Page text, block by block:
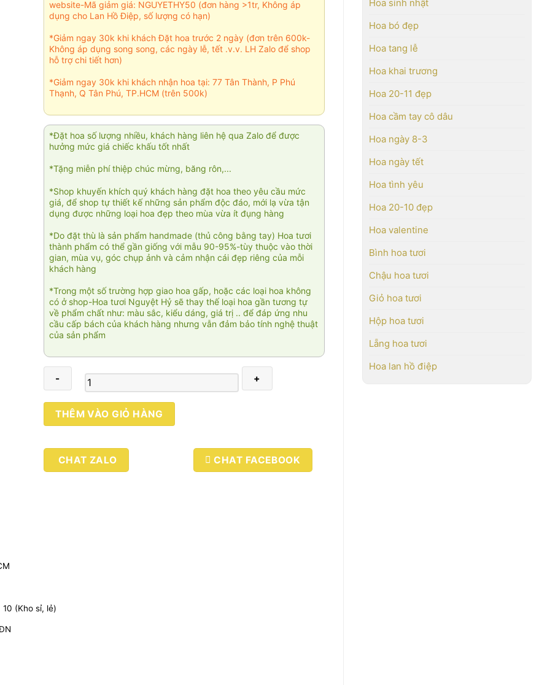
Hoa sinh nhật
Hoa bó đẹp
Hoa tang lễ
Hoa khai trương
Hoa 20-11 đẹp
Hoa cầm tay cô dâu
Hoa ngày 8-3
Hoa ngày tết
Hoa tình yêu
Hoa 20-10 đẹp
Hoa valentine
Bình hoa tươi
Chậu hoa tươi
Giỏ hoa tươi
Hộp hoa tươi
Lẵng hoa tươi
Hoa lan hồ điệp
website-Mã giảm giá: NGUYETHY50 (đơn hàng >1tr, Không áp
dụng cho Lan Hồ Điệp, số lượng có hạn)
*Giảm ngay 30k khi khách Đặt hoa trước 2 ngày (đơn trên 600k-
Không áp dụng song song, các ngày lễ, tết .v.v. LH Zalo để shop
hỗ trợ chi tiết hơn)
*Giảm ngay 30k khi khách nhận hoa tại: 77 Tân Thành, P Phú
Thạnh, Q Tân Phú, TP.HCM (trên 500k)
*Đặt hoa số lượng nhiều, khách hàng liên hệ qua Zalo để được
hưởng mức giá chiếc khấu tốt nhất
*Tặng miễn phí thiệp chúc mừng, băng rôn,...
*Shop khuyến khích quý khách hàng đặt hoa theo yêu cầu mức
giá, để shop tự thiết kế những sản phẩm độc đáo, mới lạ vừa tận
dụng được những loại hoa đẹp theo mùa vừa ít đụng hàng
*Do đặt thù là sản phẩm handmade (thủ công bằng tay) Hoa tươi
thành phẩm có thể gần giống với mẫu 90-95%-tùy thuộc vào thời
gian, mùa vụ, góc chụp ảnh và cảm nhận cái đẹp riêng của mỗi
khách hàng
*Trong một số trường hợp giao hoa gấp, hoặc các loại hoa không
có ở shop-Hoa tươi Nguyệt Hỷ sẽ thay thế loại hoa gần tương tự
về phẩm chất như: màu sắc, kiểu dáng, giá trị .. để đáp ứng nhu
cầu cấp bách của khách hàng nhưng vẫn đảm bảo tính nghệ thuật
của sản phẩm
Thiên
niên
đạt
002
THÊM VÀO GIỎ HÀNG
CHAT ZALO CHAT FACEBOOK
(Kho sỉ, lẻ)